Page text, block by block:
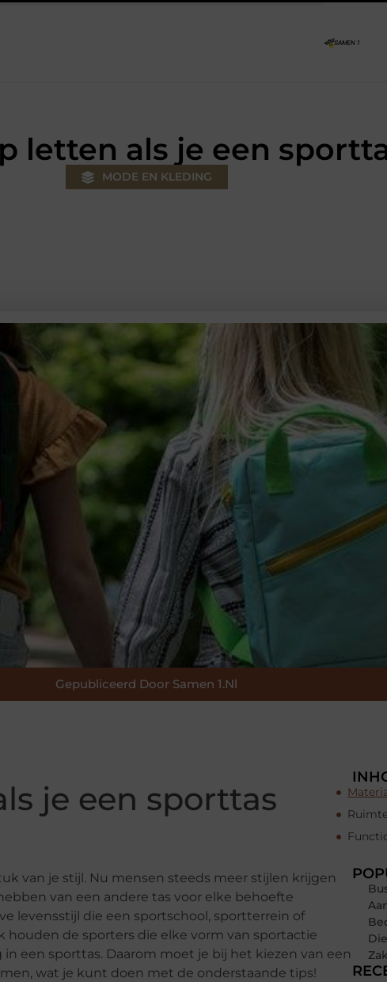
letten als je een
MODE EN KLEDING
Gepubliceerd Door Samen 1.nl
je een sporttas
van je stijl. Nu mensen steeds meer stijlen krijgen
van een andere tas voor elke behoefte
levensstijl die een sportschool, sportterrein of
houden de sporters die elke vorm van sportactie
een sporttas. Daarom moet je bij het kiezen van een
wat je kunt doen met de onderstaande tips!